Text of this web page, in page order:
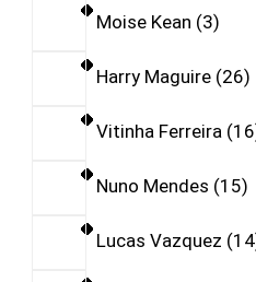
Moise Kean 3
Harry Maguire 26
Vitinha Ferreira 16
Nuno Mendes 15
Lucas Vazquez 14